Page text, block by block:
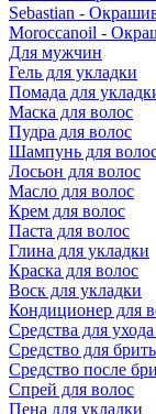
Sebastian -
Moroccanoil -
Для мужчин
Гель для укладки
Помада для
Маска для волос
Пудра для волос
Шампунь для
Лосьон для волос
Масло для волос
Крем для волос
Паста для волос
Глина для укладки
Краска для волос
Воск для укладки
Кондиционер для
Средства для
Средство для
Средство после
Спрей для волос
Пена для укладки